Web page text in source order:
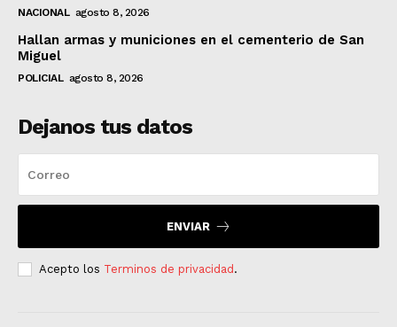
NACIONAL agosto 8, 2026
Hallan armas y municiones en el cementerio de San
Miguel
POLICIAL agosto 8, 2026
Dejanos tus datos
ENVIAR
Acepto los Terminos de privacidad .